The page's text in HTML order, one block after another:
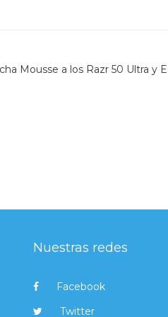
Mousse a los Razr 50 Ultra y
Nuestras redes
Facebook
Twitter